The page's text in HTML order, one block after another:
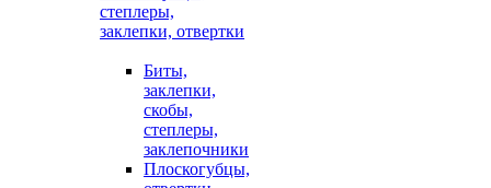
степлеры,
заклепки, отвертки
Биты,
заклепки,
скобы,
степлеры,
заклепочники
Плоскогубцы,